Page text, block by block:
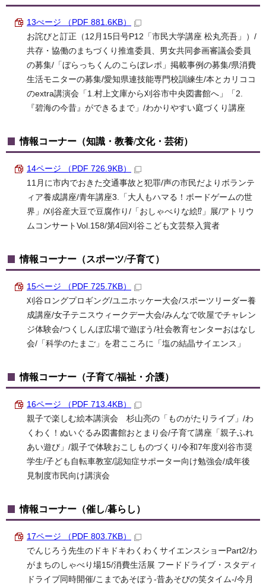
13ぺージ （PDF 881.6KB）
お詫びと訂正（12月15日号P12「市民大学講座 松丸亮吾」）/
共存・協働のまちづくり推進委員、男女共同参画審議会委員
の募集/「ぼらっちくんのこらぼレポ」掲載事例の募集/県消費
生活モニターの募集/愛知県連技能専門校訓練生/本とカリココ
のextra講演会「1.村上文庫から刈谷市中央図書館へ」「2.
『碧海の今昔』ができるまで」/わかりやすい庭づくり講座
情報コーナー（知識・教養/文化・芸術）
14ページ （PDF 726.9KB）
11月に市内でおきた交通事故と犯罪/声の市民だよりボランテ
ィア養成講座/青年講座3.「大人もハマる！ボードゲームの世
界」/刈谷産大豆で豆腐作り/「おしゃべりな絵⁉」展/アトリウ
ムコンサートVol.158/第4回刈谷こども文芸祭入賞者
情報コーナー（スポーツ/子育て）
15ページ （PDF 725.7KB）
刈谷ロングプロギング/ユニホッケー大会/スポーツリーダー養
成講座/女子テニスウィークデー大会/みんなで吹屋でチャレン
ジ体験会/つくしんぼ広場で遊ぼう/社会教育センターおはなし
会/「科学のたまご」を君こころに「塩の結晶サイエンス」
情報コーナー（子育て/福祉・介護）
16ページ （PDF 713.4KB）
親子で楽しむ絵本講演会 杉山亮の「ものがたりライブ」/わ
くわく！ぬいぐるみ図書館おとまり会/子育て講座「親子ふれ
あい遊び」/親子で体験おこしものづくり/令和7年度刈谷市奨
学生/子ども自転車教室/認知症サポーター向け勉強会/成年後
見制度市民向け講演会
情報コーナー（催し/暮らし）
17ページ （PDF 803.7KB）
でんじろう先生のドキドキわくわくサイエンスショーPart2/わ
がまちのしゃべり場15/消費生活展 フードドライブ・スタディ
ドライブ同時開催/こまであそぼう-昔あそびの笑タイム-/今月